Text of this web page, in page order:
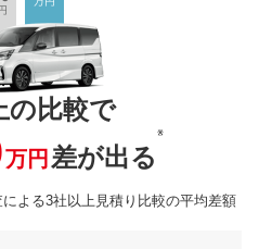
の比較で
万円 差が出る
※
よる3社以上見積り比較の平均差額